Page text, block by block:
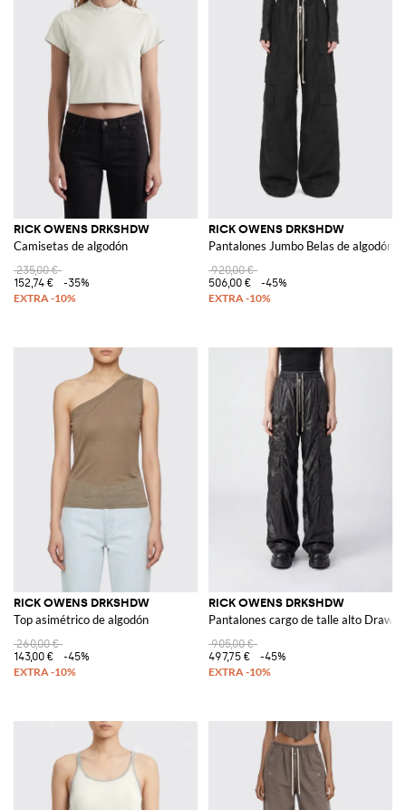
RICK OWENS DRKSHDW
Camisetas de algodón
235,00 €
152,74 €
-35%
RICK OWENS DRKSHDW
Pantalones Jumbo Belas de algodón
920,00 €
506,00 €
-45%
RICK OWENS DRKSHDW
Top asimétrico de algodón
260,00 €
143,00 €
-45%
RICK OWENS DRKSHDW
Pantalones cargo de talle alto
905,00 €
497,75 €
-45%